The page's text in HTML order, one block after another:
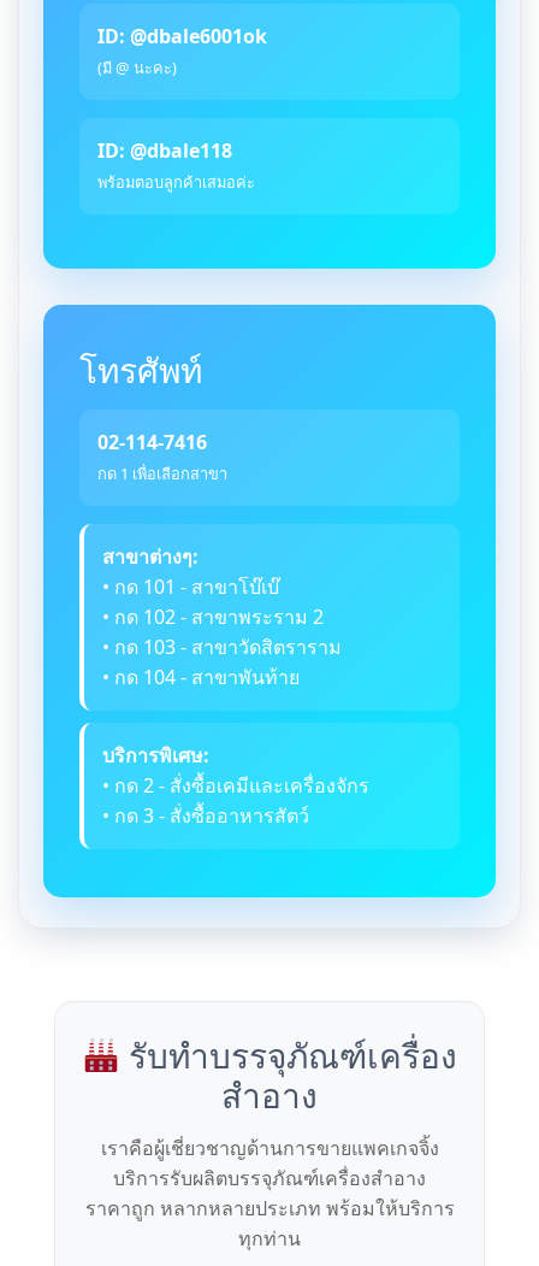
ID: @dbale6001ok
(มี @ นะคะ)
ID: @dbale118
พร้อมตอบลูกค้าเสมอค่ะ
โทรศัพท์
02-114-7416
กด 1 เพื่อเลือกสาขา
สาขาต่างๆ:
• กด 101 - สาขาโบ๊เบ๊
• กด 102 - สาขาพระราม 2
• กด 103 - สาขาวัดสิตราราม
• กด 104 - สาขาพันท้าย
บริการพิเศษ:
• กด 2 - สั่งซื้อเคมีและเครื่องจักร
• กด 3 - สั่งซื้ออาหารสัตว์
รับทำบรรจุภัณฑ์เครื่อง
สำอาง
เราคือผู้เชี่ยวชาญด้านการขายแพคเกจจิ้ง
บริการรับผลิตบรรจุภัณฑ์เครื่องสำอาง
ราคาถูก หลากหลายประเภท พร้อมให้บริการ
ทุกท่าน